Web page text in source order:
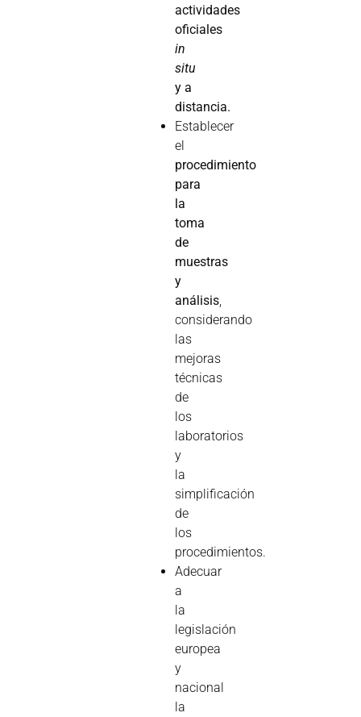
actividades
oficiales
in
situ
y a
distancia.
Establecer
el
procedimiento
para
la
toma
de
muestras
y
análisis
considerando
las
mejoras
técnicas
de
los
laboratorios
y
la
simplificación
de
los
procedimientos.
Adecuar
a
la
legislación
europea
y
nacional
la